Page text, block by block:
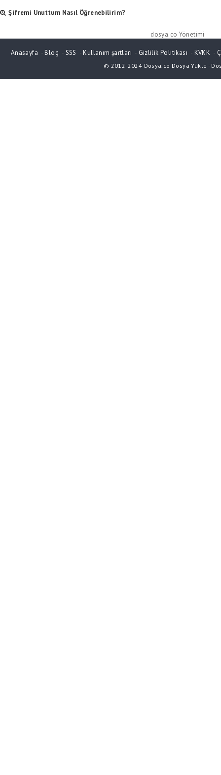
buraya tıklayınız
özen gösteriniz. Çünkü biz e-posta doğrulaması yapmaktayız.
Şifremi Unuttum Nasıl Öğrenebilirim?
dosya.co Yönetimi
Anasayfa -Blog - SSS -Kullanım şartları - Gizlilik Politikası - KVKK -
© 2012-2024 Dosya.co Dosya Yükle -